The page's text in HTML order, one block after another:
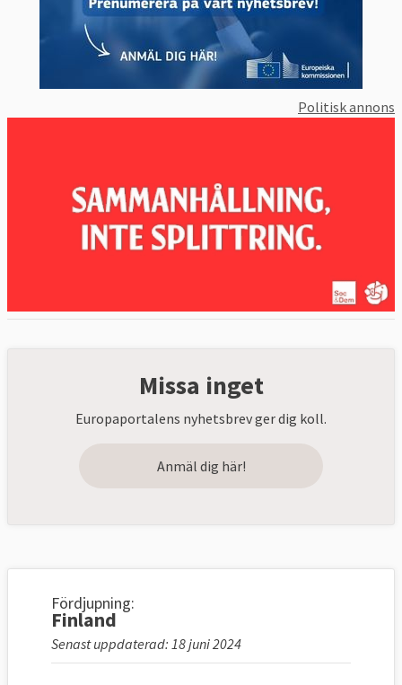
Politisk annons
Missa inget
Europaportalens nyhetsbrev ger dig koll.
Anmäl dig här!
Fördjupning:
Finland
Senast uppdaterad: 18 juni 2024